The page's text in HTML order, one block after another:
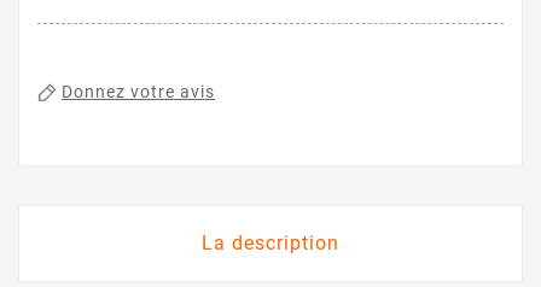
Donnez votre avis
La description